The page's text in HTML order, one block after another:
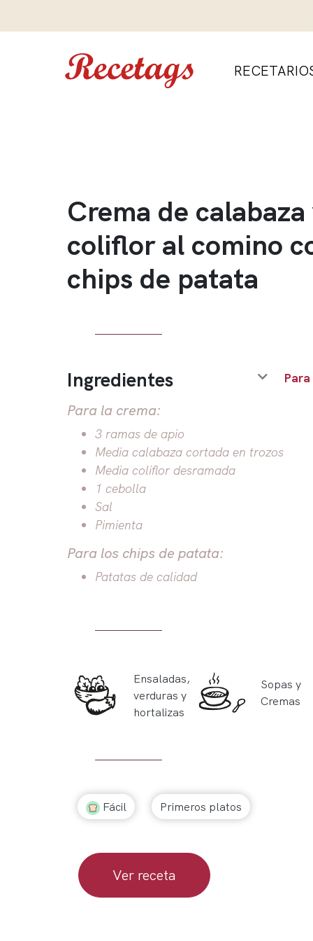
Crema de calabaza
coliflor al comino
chips de patata
Ingredientes
Para la crema:
3 ramas de apio
Media calabaza cortada en trozos
Media coliflor desramada
1 cebolla
Sal
Pimienta
Para los chips de patata:
Patatas de calidad
Ensaladas,
verduras y
hortalizas
Sopas y
Cremas
Fácil Primeros platos
Ver receta